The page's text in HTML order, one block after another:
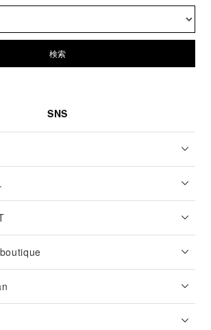
検索
SNS